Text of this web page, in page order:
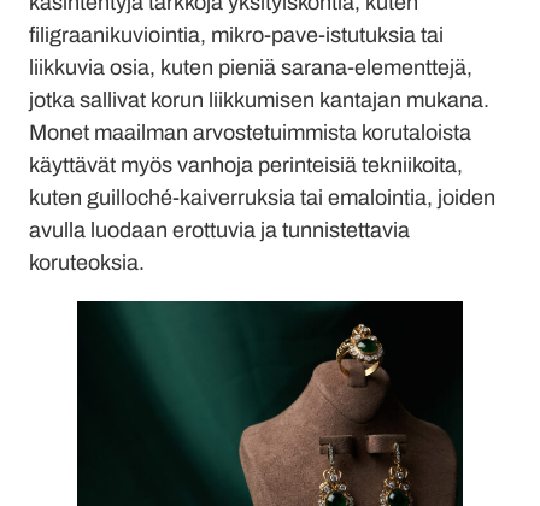
filigraanikuviointia, mikro-pave-istutuksia tai
liikkuvia osia, kuten pieniä sarana-elementtejä,
jotka sallivat korun liikkumisen kantajan mukana.
Monet maailman arvostetuimmista korutaloista
käyttävät myös vanhoja perinteisiä tekniikoita,
kuten guilloché-kaiverruksia tai emalointia, joiden
avulla luodaan erottuvia ja tunnistettavia
koruteoksia.